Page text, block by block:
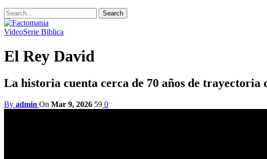
VideoSerie Biblica
El Rey David
La historia cuenta cerca de 70 años de trayectoria
By admin On Mar 9, 2026 59 0